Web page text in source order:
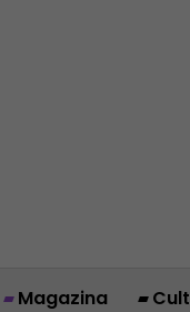
Magazina Cult